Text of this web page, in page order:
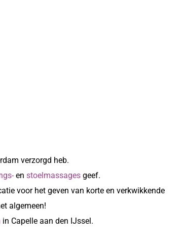
verzorgd heb.
en stoelmassages geef.
voor het geven van korte en verkwikkende
algemeen!
in Capelle aan den IJssel.